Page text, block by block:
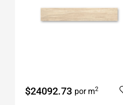
$24092.73 por m2